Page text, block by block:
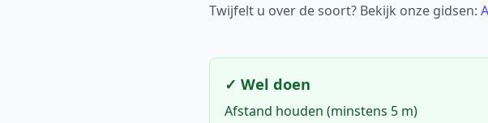
Twijfelt u over de soort? Bekijk onze gidsen:
✓ Wel doen
Afstand houden (minstens 5 m)